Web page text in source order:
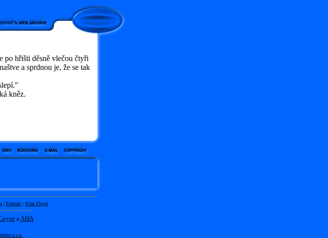
po hřišti děsně vlečou čtyři
a sprdnou je, že se tak
kněz.
| Fractals| Pink Floyd
aAHA
s.r.o.